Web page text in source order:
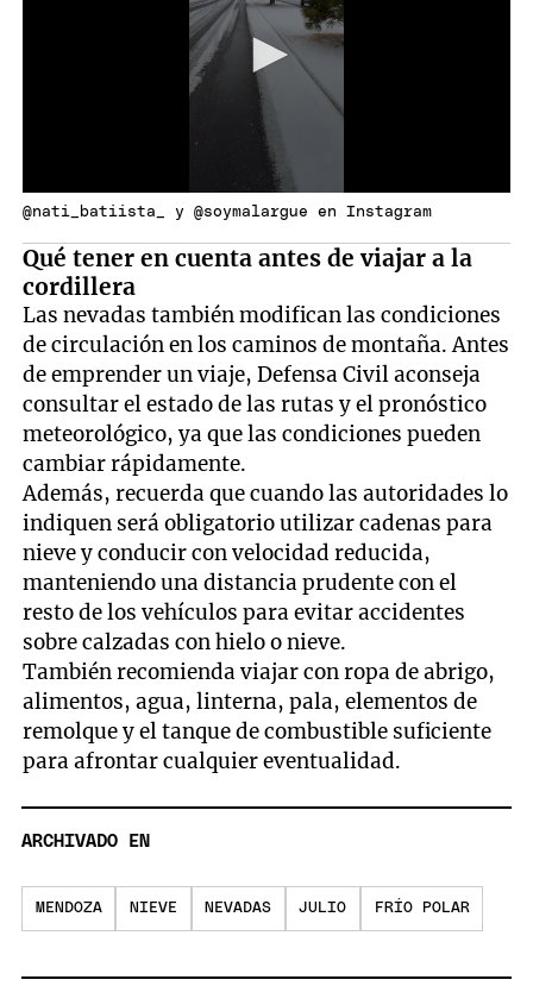
@nati_batiista_ y @soymalargue en Instagram
Qué tener en cuenta antes de viajar a la
cordillera
Las nevadas también modifican las condiciones
de circulación en los caminos de montaña. Antes
de emprender un viaje, Defensa Civil aconseja
consultar el estado de las rutas y el pronóstico
meteorológico, ya que las condiciones pueden
cambiar rápidamente.
Además, recuerda que cuando las autoridades lo
indiquen será obligatorio utilizar cadenas para
nieve y conducir con velocidad reducida,
manteniendo una distancia prudente con el
resto de los vehículos para evitar accidentes
sobre calzadas con hielo o nieve.
También recomienda viajar con ropa de abrigo,
alimentos, agua, linterna, pala, elementos de
remolque y el tanque de combustible suficiente
para afrontar cualquier eventualidad.
ARCHIVADO EN
MENDOZA NIEVE NEVADAS JULIO FRÍO POLAR